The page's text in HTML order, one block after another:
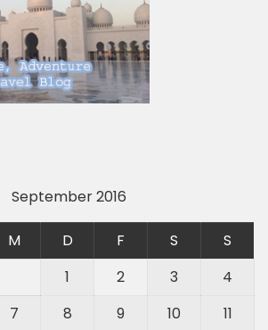
September 2016
M D F S
S
1
2 3
4
7 8 9 10
11